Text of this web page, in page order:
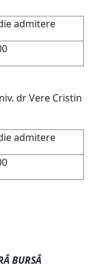
admitere
dr Vere Cristin
admitere
BURSĂ